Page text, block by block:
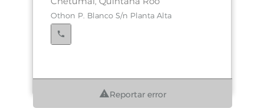
Othon P. Blanco S/n Planta Alta
Reportar error